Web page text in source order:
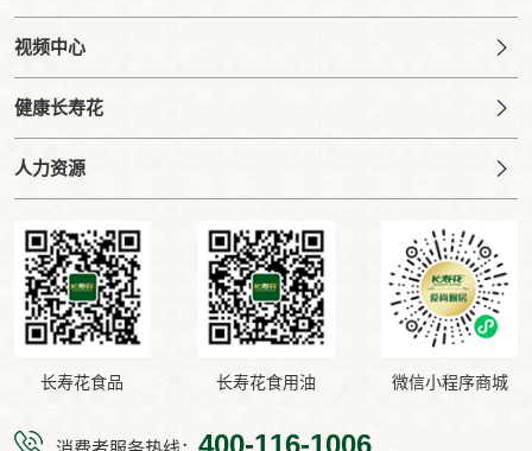
视频中心
健康长寿花
人力资源
长寿花食品 长寿花食用油 微信小程序商城
400-116-1006